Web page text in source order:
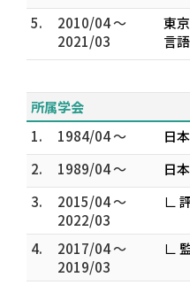
5.
2010/04 ～
2021/03
東
言
所属学会
1.
1984/04 ～
日
2.
1989/04 ～
日
3.
2015/04 ～
2022/03
∟
4.
2017/04 ～
2019/03
∟